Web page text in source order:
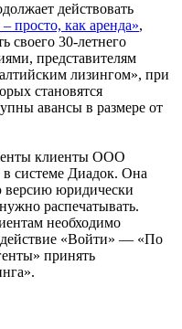
действовать
просто, как аренда»,
своего 30-летнего
представителям
лизингом», при
становятся
авансы в размере от
клиенты ООО
системе Диадок. Она
версию юридически
распечатывать.
необходимо
действие «Войти» — «По
принять